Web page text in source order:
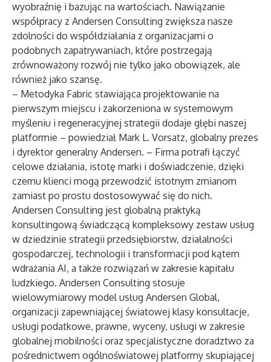
wyobraźnię i bazując na wartościach. Nawiązanie
współpracy z Andersen Consulting zwiększa nasze
zdolności do współdziałania z organizacjami o
podobnych zapatrywaniach, które postrzegają
zrównoważony rozwój nie tylko jako obowiązek, ale
również jako szansę.
– Metodyka Fabric stawiająca projektowanie na
pierwszym miejscu i zakorzeniona w systemowym
myśleniu i regeneracyjnej strategii dodaje głębi naszej
platformie – powiedział Mark L. Vorsatz, globalny prezes
i dyrektor generalny Andersen. – Firma potrafi łączyć
celowe działania, istotę marki i doświadczenie, dzięki
czemu klienci mogą przewodzić istotnym zmianom
zamiast po prostu dostosowywać się do nich.
Andersen Consulting jest globalną praktyką
konsultingową świadczącą kompleksowy zestaw usług
w dziedzinie strategii przedsiębiorstw, działalności
gospodarczej, technologii i transformacji pod kątem
wdrażania AI, a także rozwiązań w zakresie kapitału
ludzkiego. Andersen Consulting stosuje
wielowymiarowy model usług Andersen Global,
organizacji zapewniającej światowej klasy konsultacje,
usługi podatkowe, prawne, wyceny, usługi w zakresie
globalnej mobilności oraz specjalistyczne doradztwo za
pośrednictwem ogólnoświatowej platformy skupiającej